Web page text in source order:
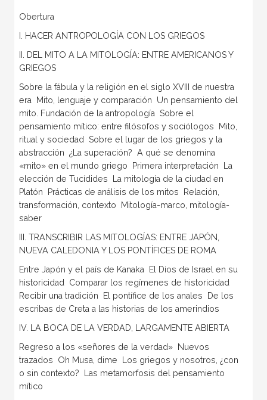
Obertura
I. HACER ANTROPOLOGÍA CON LOS GRIEGOS
II. DEL MITO A LA MITOLOGÍA: ENTRE AMERICANOS Y
GRIEGOS
Sobre la fábula y la religión en el siglo XVIII de nuestra
era  Mito, lenguaje y comparación  Un pensamiento del
mito. Fundación de la antropología  Sobre el
pensamiento mítico: entre filósofos y sociólogos  Mito,
ritual y sociedad  Sobre el lugar de los griegos y la
abstracción  ¿La superación?  A qué se denomina
«mito» en el mundo griego  Primera interpretación  La
elección de Tucídides  La mitología de la ciudad en
Platón  Prácticas de análisis de los mitos  Relación,
transformación, contexto  Mitología-marco, mitología-
saber
III. TRANSCRIBIR LAS MITOLOGÍAS: ENTRE JAPÓN,
NUEVA CALEDONIA Y LOS PONTÍFICES DE ROMA
Entre Japón y el país de Kanaka  El Dios de Israel en su
historicidad  Comparar los regímenes de historicidad 
Recibir una tradición  El pontífice de los anales  De los
escribas de Creta a las historias de los amerindios
IV. LA BOCA DE LA VERDAD, LARGAMENTE ABIERTA
Regreso a los «señores de la verdad»  Nuevos
trazados  Oh Musa, dime  Los griegos y nosotros, ¿con
o sin contexto?  Las metamorfosis del pensamiento
mítico